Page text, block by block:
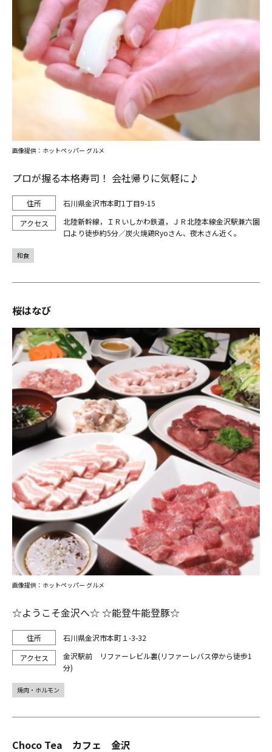
プロが握る本格寿司！ 会社帰りに気軽に♪
石川県金沢市本町1丁目9-15
北陸新幹線，ＩＲいしかわ鉄道，ＪＲ北陸本線金沢駅兼六園
口より徒歩約5分／炭火焼鶏Ryoさん、夜木さん近く。
画像提供：ホットペッパー グルメ
和食
桜はなび
☆ようこそ金沢へ☆ ☆能登牛能登豚☆
石川県金沢市本町１-3-32
金沢駅前 リファーレビル裏(リファーレバス停から徒歩1
分)
画像提供：ホットペッパー グルメ
焼肉・ホルモン
Choco Tea カフェ 金沢